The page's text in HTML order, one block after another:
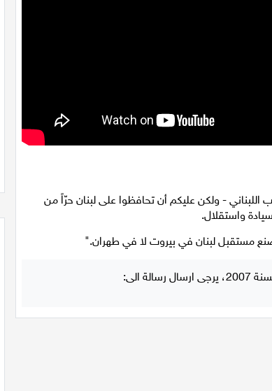
اللبناني - ولكن عليكم أن تحافظوا على لبنان حرّاً من
واستقلال.
مستقبل لبنان في بيروت لا في طهران."